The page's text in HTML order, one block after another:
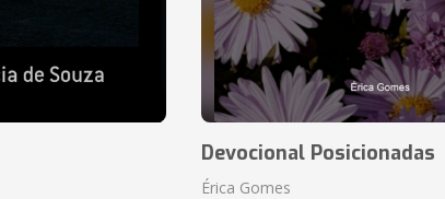
Devocional Posicionadas
Érica Gomes